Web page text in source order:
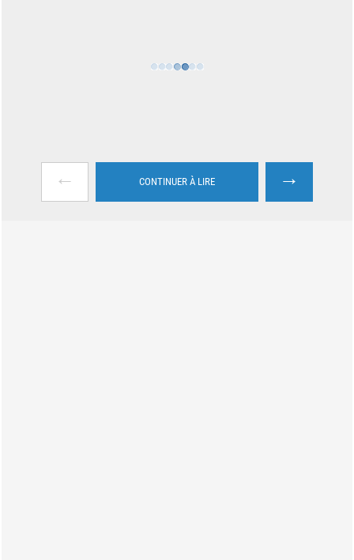
← CONTINUER À LIRE →